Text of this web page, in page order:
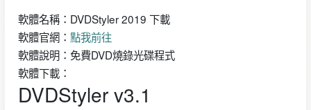
軟體名稱：DVDStyler 2019 下載
軟體官網： 點我前往
軟體說明：免費DVD燒錄光碟程式
軟體下載：
DVDStyler v3.1